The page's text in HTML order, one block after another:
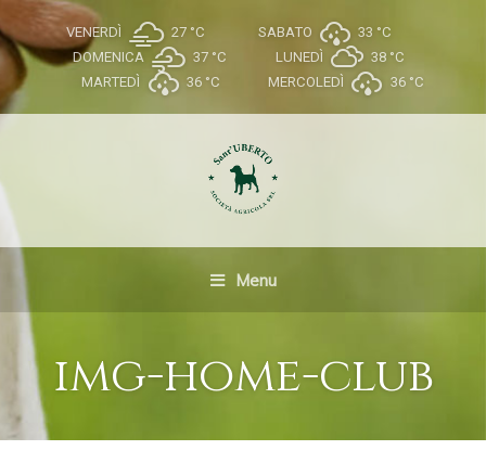
VENERDÌ 27 °C SABATO 33 °C
DOMENICA
37 °C LUNEDÌ 38 °C
MARTEDÌ
36 °C MERCOLEDÌ 36 °C
Menu
img-home-club